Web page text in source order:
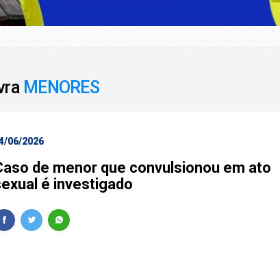
R$ 62,5 bilhões para bets em 2025
MENORES
06/2026
de menor que convulsionou em ato
é investigado